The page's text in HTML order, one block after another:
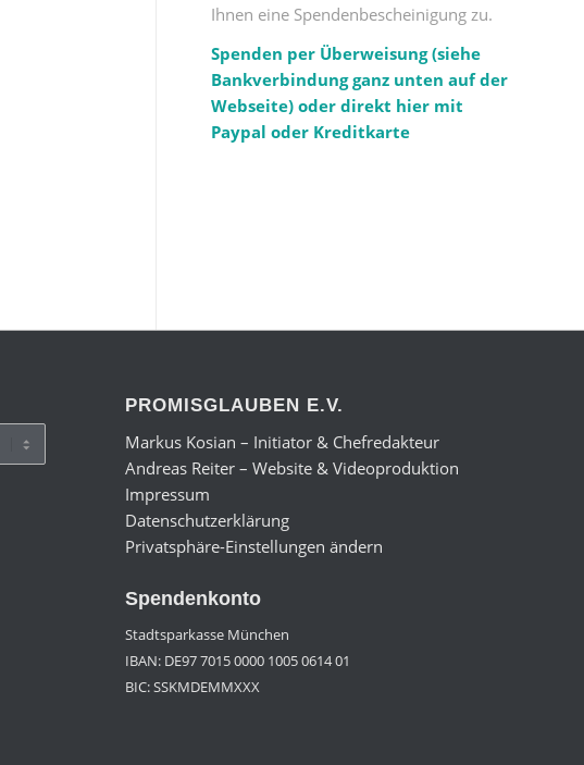
Ihnen eine Spendenbescheinigung zu.
Spenden per Überweisung (siehe
Bankverbindung ganz unten auf der
Webseite) oder direkt hier mit
Paypal oder Kreditkarte
PROMISGLAUBEN E.V.
Markus Kosian – Initiator & Chefredakteur
Andreas Reiter – Website & Videoproduktion
Impressum
Datenschutzerklärung
Privatsphäre-Einstellungen ändern
Spendenkonto
Stadtsparkasse München
IBAN: DE97 7015 0000 1005 0614 01
BIC: SSKMDEMMXXX